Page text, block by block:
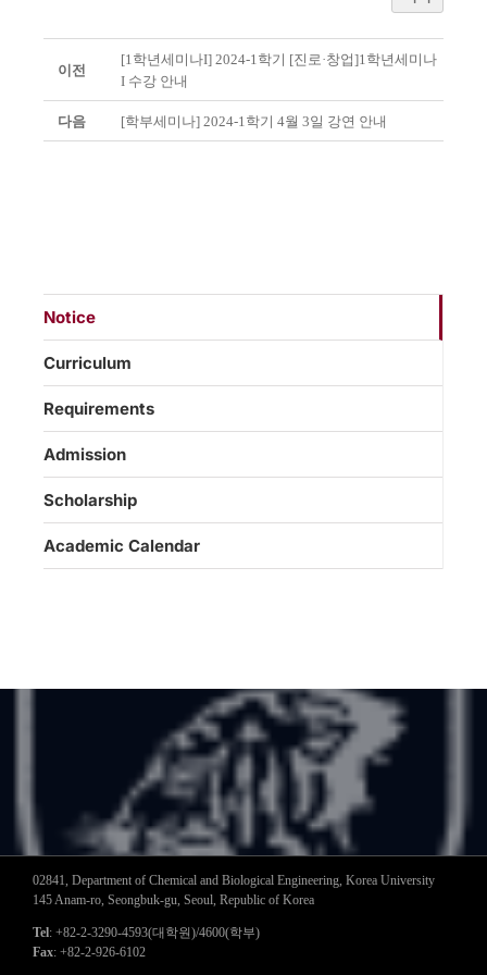
이전
[1학년세미나I] 2024-1학기 [진로·창업]1학년세미나
I 수강 안내
다음 [학부세미나] 2024-1학기 4월 3일 강연 안내
Notice
Curriculum
Requirements
Admission
Scholarship
Academic Calendar
02841, Department of Chemical and Biological Engineering, Korea University
145 Anam-ro, Seongbuk-gu, Seoul, Republic of Korea
Tel: +82-2-3290-4593(대학원)/4600(학부)
Fax: +82-2-926-6102